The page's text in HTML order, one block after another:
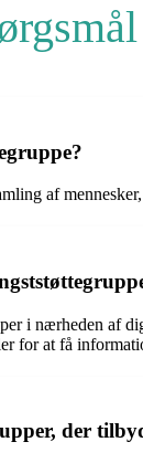
af
i nærheden af
for at få
der